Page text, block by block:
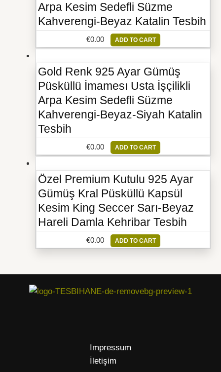
Arpa Kesim Sedefli Süzme
Kahverengi-Beyaz Katalin Tesbih
€0.00 ADD TO CART
Gold Renk 925 Ayar Gümüş
Püsküllü İmamesı Usta İşçilikli
Arpa Kesim Sedefli Süzme
Kahverengi-Beyaz-Siyah Katalin
Tesbih
€0.00 ADD TO CART
Özel Premium Kutulu 925 Ayar
Gümüş Kral Püsküllü Kapsül
Kesim King Seccer Sarı-Beyaz
Hareli Damla Kehribar Tesbih
€0.00 ADD TO CART
Impressum
İletişim